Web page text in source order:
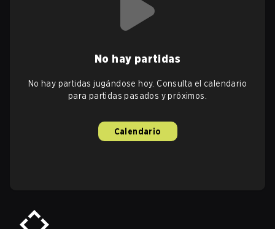
No hay partidas
No hay partidas jugándose hoy. Consulta el calendario
para partidas pasados y próximos.
Calendario